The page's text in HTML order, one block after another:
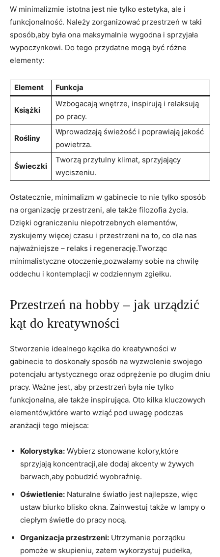
W minimalizmie istotna jest nie tylko estetyka, ale i
funkcjonalność. Należy zorganizować przestrzeń w taki
sposób,aby była ona maksymalnie wygodna i sprzyjała
wypoczynkowi. Do tego przydatne mogą być różne
elementy:
Element Funkcja
Książki
Wzbogacają wnętrze, inspirują i relaksują
po pracy.
Rośliny
Wprowadzają świeżość i poprawiają jakość
powietrza.
Świeczki
Tworzą przytulny klimat, sprzyjający
wyciszeniu.
Ostatecznie, minimalizm w gabinecie to nie tylko sposób
na organizację przestrzeni, ale także filozofia życia.
Dzięki ograniczeniu niepotrzebnych elementów,
zyskujemy więcej czasu i przestrzeni na to, co dla nas
najważniejsze – relaks i regenerację.Tworząc
minimalistyczne otoczenie,pozwalamy sobie na chwilę
oddechu i kontemplacji w codziennym zgiełku.
Przestrzeń na hobby – jak urządzić
kąt do kreatywności
Stworzenie idealnego kącika do kreatywności w
gabinecie to doskonały sposób na wyzwolenie swojego
potencjału artystycznego oraz odprężenie po długim dniu
pracy. Ważne jest, aby przestrzeń była nie tylko
funkcjonalna, ale także inspirująca. Oto kilka kluczowych
elementów,które warto wziąć pod uwagę podczas
aranżacji tego miejsca:
Kolorystyka: Wybierz stonowane kolory,które
sprzyjają koncentracji,ale dodaj akcenty w żywych
barwach,aby pobudzić wyobraźnię.
Oświetlenie: Naturalne światło jest najlepsze, więc
ustaw biurko blisko okna. Zainwestuj także w lampy o
ciepłym świetle do pracy nocą.
Organizacja przestrzeni: Utrzymanie porządku
pomoże w skupieniu, zatem wykorzystuj pudełka,